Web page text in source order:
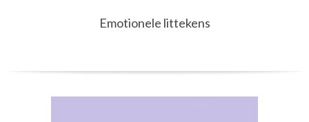
Emotionele littekens